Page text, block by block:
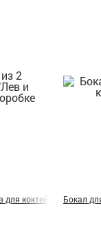
коктейля "Лев и
Бокал